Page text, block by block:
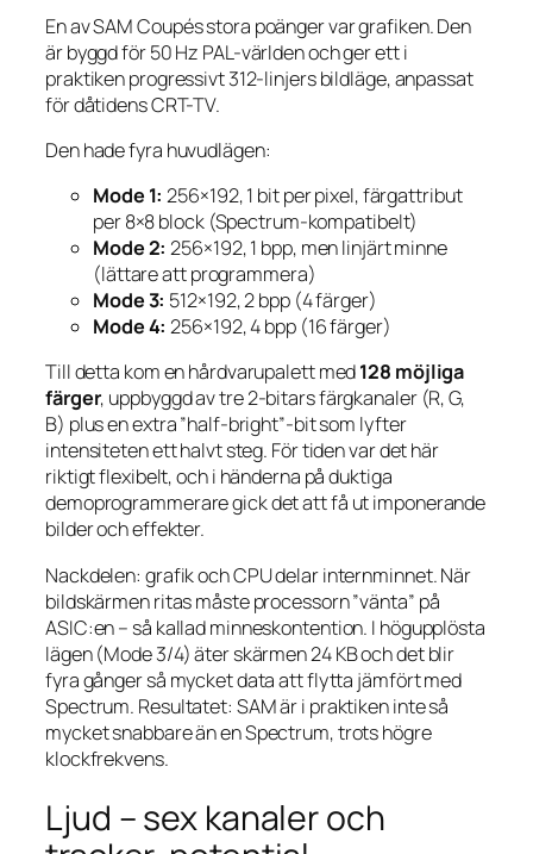
En av SAM Coupés stora poänger var grafiken. Den
är byggd för 50 Hz PAL-världen och ger ett i
praktiken progressivt 312-linjers bildläge, anpassat
för dåtidens CRT-TV.
Den hade fyra huvudlägen:
Mode 1: 256×192, 1 bit per pixel, färgattribut
per 8×8 block (Spectrum-kompatibelt)
Mode 2: 256×192, 1 bpp, men linjärt minne
(lättare att programmera)
Mode 3: 512×192, 2 bpp (4 färger)
Mode 4: 256×192, 4 bpp (16 färger)
Till detta kom en hårdvarupalett med128 möjliga
färger, uppbyggd av tre 2-bitars färgkanaler (R, G,
B) plus en extra ”half-bright”-bit som lyfter
intensiteten ett halvt steg. För tiden var det här
riktigt flexibelt, och i händerna på duktiga
demoprogrammerare gick det att få ut imponerande
bilder och effekter.
Nackdelen: grafik och CPU delar internminnet. När
bildskärmen ritas måste processorn ”vänta” på
ASIC:en – så kallad minneskontention. I högupplösta
lägen (Mode 3/4) äter skärmen 24 KB och det blir
fyra gånger så mycket data att flytta jämfört med
Spectrum. Resultatet: SAM är i praktiken inte så
mycket snabbare än en Spectrum, trots högre
klockfrekvens.
Ljud – sex kanaler och